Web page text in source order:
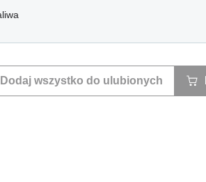
Dodaj wszystko do ulubionych